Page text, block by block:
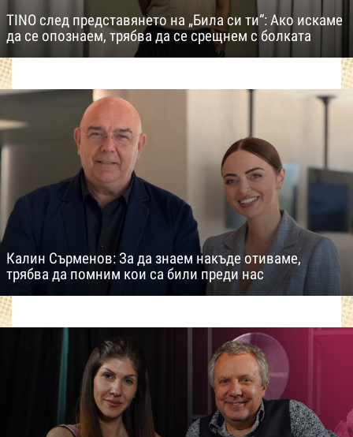
TINO след представянето на „Била си ти“: Ако искаме
да се опознаем, трябва да се срещнем с болката
Калин Сърменов: За да знаем накъде отиваме,
трябва да помним кои са били преди нас